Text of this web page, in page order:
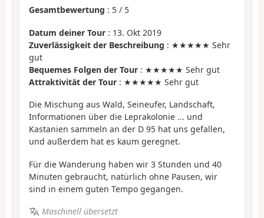
Gesamtbewertung : 5 / 5
Datum deiner Tour : 13. Okt 2019
Zuverlässigkeit der Beschreibung : ★★★★★ Sehr
gut
Bequemes Folgen der Tour : ★★★★★ Sehr gut
Attraktivität der Tour : ★★★★★ Sehr gut
Die Mischung aus Wald, Seineufer, Landschaft,
Informationen über die Leprakolonie ... und
Kastanien sammeln an der D 95 hat uns gefallen,
und außerdem hat es kaum geregnet.
Für die Wanderung haben wir 3 Stunden und 40
Minuten gebraucht, natürlich ohne Pausen, wir
sind in einem guten Tempo gegangen.
Maschinell übersetzt